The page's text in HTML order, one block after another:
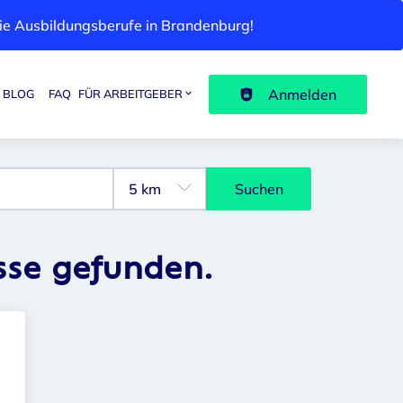
Ausbildungsberufe in Brandenburg!
BLOG FAQ FÜR ARBEITGEBER Anmelden
Suchen
gefunden.